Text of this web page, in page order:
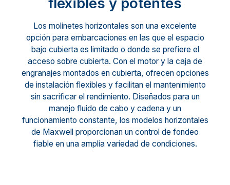
Los molinetes horizontales son una excelente
opción para embarcaciones en las que el espacio
bajo cubierta es limitado o donde se prefiere el
acceso sobre cubierta. Con el motor y la caja de
engranajes montados en cubierta, ofrecen opciones
de instalación flexibles y facilitan el mantenimiento
sin sacrificar el rendimiento. Diseñados para un
manejo fluido de cabo y cadena y un
funcionamiento constante, los modelos horizontales
de Maxwell proporcionan un control de fondeo
fiable en una amplia variedad de condiciones.